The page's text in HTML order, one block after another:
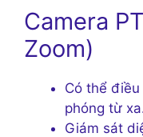
Camera
Zoom)
Có thể
phóng từ
Giám sát